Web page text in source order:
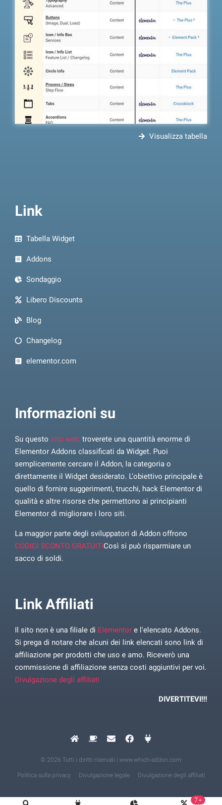
Informazioni su
Su questo sito web, troverete una quantità enorme di
Elementor Addons classificati da Widget. Puoi
semplicemente cercare il Addon, la categoria o
direttamente il Widget desiderato. L'obiettivo principale è
quello di fornire suggerimenti, trucchi, hack Elementor di
qualità e altre risorse che permettono ai principianti
Elementor di migliorare i loro siti.
La maggior parte degli sviluppatori di Addon offrono
CODICI SCONTO GRATUITICosì si può risparmiare un
sacco di soldi.
Link Affiliati
Il sito non è una filiale di Elementor e l'elencato Addons.
Si prega di notare che alcuni dei link elencati sono link di
affiliazione per prodotti che uso e amo. Riceverò una
commissione di affiliazione senza costi aggiuntivi per voi.
Divulgazione degli affiliati
DIVERTITEVI!!!
Link
Tabella Widget
Addons
Sondaggio
Libero Discounts
Blog
Changelog
elementor.com
Visualizza tabella
© 2026 Tutti i diritti riservati | www.which-addon.com
Politica sulla privacy Divulgazione legale Divulgazione degli affiliati
7+